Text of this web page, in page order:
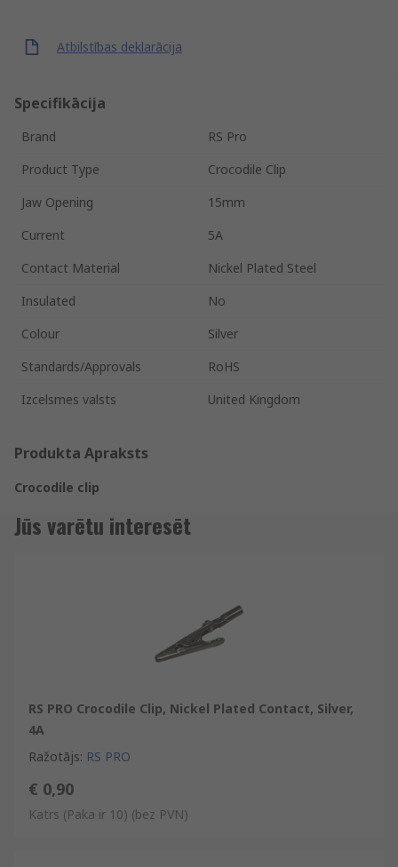
Atbilstības deklarācija
Specifikācija
Brand
RS Pro
Product Type
Crocodile Clip
Jaw Opening
15mm
Current
5A
Contact Material
Nickel Plated Steel
Insulated
No
Colour
Silver
Standards/Approvals
RoHS
Izcelsmes valsts
United Kingdom
Produkta Apraksts
Crocodile clip
Jūs varētu interesēt
RS PRO Crocodile Clip, Nickel Plated Contact, Silver,
4A
Ražotājs: RS PRO
€ 0,90
Katrs (Paka ir 10) (bez PVN)